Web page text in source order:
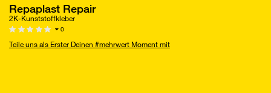
Repaplast Repair
2K-Kunststoffkleber
0
Teile uns als Erster Deinen #mehrwert Moment mit